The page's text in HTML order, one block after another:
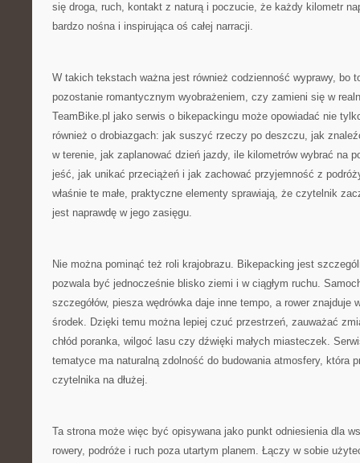
się droga, ruch, kontakt z naturą i poczucie, że każdy kilometr
bardzo nośna i inspirująca oś całej narracji.
W takich tekstach ważna jest również codzienność wyprawy, bo
pozostanie romantycznym wyobrażeniem, czy zamieni się w
TeamBike.pl jako serwis o bikepackingu może opowiadać nie
również o drobiazgach: jak suszyć rzeczy po deszczu, jak
w terenie, jak zaplanować dzień jazdy, ile kilometrów wybrać na
jeść, jak unikać przeciążeń i jak zachować przyjemność z
właśnie te małe, praktyczne elementy sprawiają, że czytelnik
jest naprawdę w jego zasięgu.
Nie można pominąć też roli krajobrazu. Bikepacking jest
pozwala być jednocześnie blisko ziemi i w ciągłym ruchu.
szczegółów, piesza wędrówka daje inne tempo, a rower znajduje
środek. Dzięki temu można lepiej czuć przestrzeń, zauważać
chłód poranka, wilgoć lasu czy dźwięki małych miasteczek.
tematyce ma naturalną zdolność do budowania atmosfery, która
czytelnika na dłużej.
Ta strona może więc być opisywana jako punkt odniesienia dla
rowery, podróże i ruch poza utartym planem. Łączy w sobie